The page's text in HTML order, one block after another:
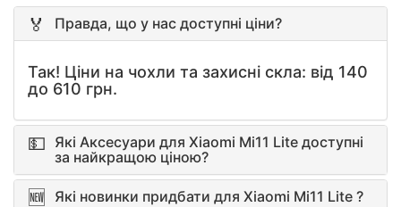
Правда, що у нас доступні ціни?
Так! Ціни на чохли та захисні скла: від 140
до 610 грн.
Які Аксесуари для Xiaomi Mi11 Lite доступні
за найкращою ціною?
Які новинки придбати для Xiaomi Mi11 Lite ?